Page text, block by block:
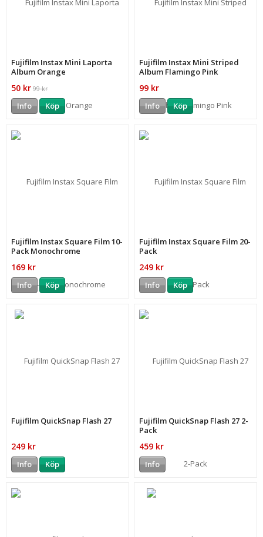
Fujifilm Instax Mini Laporta
Album Orange
50 kr 99 kr
Info Köp
Fujifilm Instax Mini Striped
Album Flamingo Pink
99 kr
Info Köp
Fujifilm Instax Square Film 10-
Pack Monochrome
169 kr
Info Köp
Fujifilm Instax Square Film 20-
Pack
249 kr
Info Köp
Fujifilm QuickSnap Flash 27
249 kr
Info Köp
Fujifilm QuickSnap Flash 27 2-
Pack
459 kr
Info